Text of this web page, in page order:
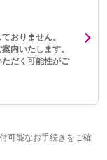
おりません。
内いたします。
だく可能性がご
可能なお手続きをご確